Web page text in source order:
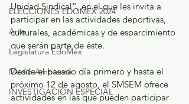
ELECCIONES EDOMEX 2024
Arte
Legislatura EdoMéx
Medio Ambiente
INVESTIGACIÓN ESPECIAL
Unidad Sindical”, en el que les invita a
participar en las actividades deportivas,
culturales, académicas y de esparcimiento
que serán parte de éste.
Desde el pasado día primero y hasta el
próximo 12 de agosto, el SMSEM ofrece
actividades en las que pueden participar